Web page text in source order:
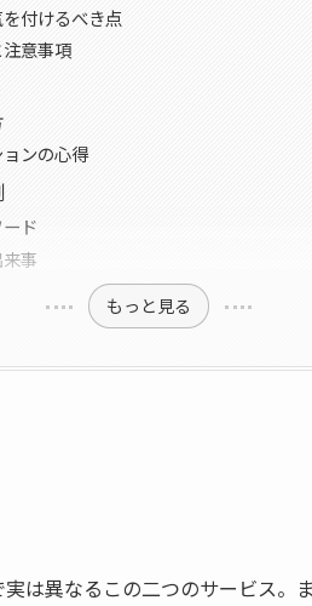
付けるべき点
意事項
ンの心得
ド
事
もっと見る
は異なるこの二つのサービス。